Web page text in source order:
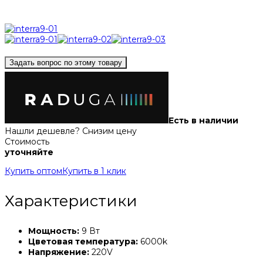
Задать вопрос по этому товару
Есть в наличии
Нашли дешевле? Снизим цену
Стоимость
уточняйте
Купить оптом Купить в 1 клик
Характеристики
Мощность: 9 Вт
Цветовая температура: 6000k
Напряжение: 220V